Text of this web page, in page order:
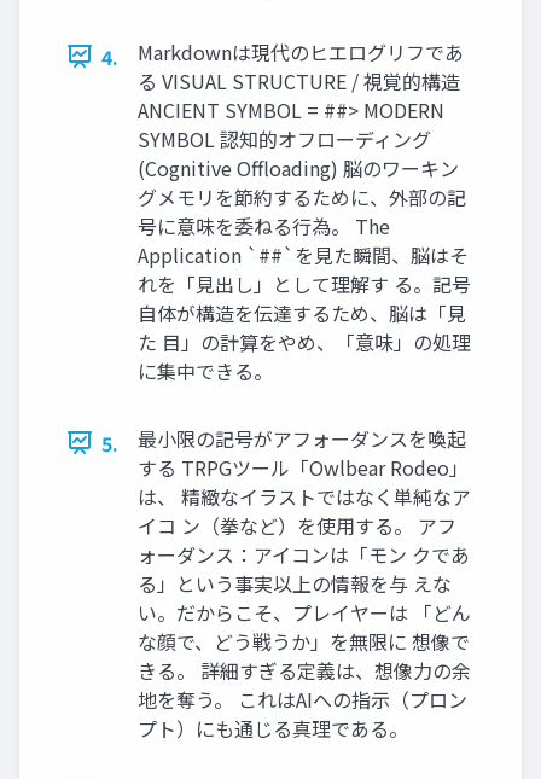
4.
Markdownは現代のヒエログリフであ
る VISUAL STRUCTURE / 視覚的構造
ANCIENT SYMBOL = ##> MODERN
SYMBOL 認知的オフローディング
(Cognitive Offloading) 脳のワーキン
グメモリを節約するために、外部の記
号に意味を委ねる行為。 The
Application `##`を見た瞬間、脳はそ
れを「見出し」として理解す る。記号
自体が構造を伝達するため、脳は「見
た 目」の計算をやめ、「意味」の処理
に集中できる。
5.
最小限の記号がアフォーダンスを喚起
する TRPGツール「Owlbear Rodeo」
は、 精緻なイラストではなく単純なア
イコ ン（拳など）を使用する。 アフ
ォーダンス：アイコンは「モン クであ
る」という事実以上の情報を与 えな
い。だからこそ、プレイヤーは 「どん
な顔で、どう戦うか」を無限に 想像で
きる。 詳細すぎる定義は、想像力の余
地を奪う。 これはAIへの指示（プロン
プト）にも通じる真理である。